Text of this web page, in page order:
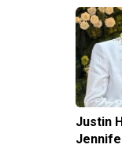
Justin